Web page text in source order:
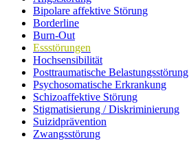
Bipolare affektive Störung
Borderline
Burn-Out
Essstörungen
Hochsensibilität
Posttraumatische Belastungsstörung
Psychosomatische Erkrankung
Schizoaffektive Störung
Stigmatisierung / Diskriminierung
Suizidprävention
Zwangsstörung